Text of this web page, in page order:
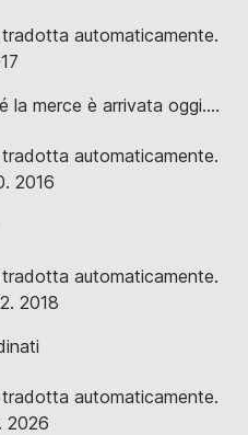
automaticamente.
la merce è arrivata oggi....
automaticamente.
2016
automaticamente.
2018
automaticamente.
2026